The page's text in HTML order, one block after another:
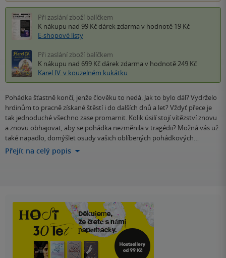
Při zaslání zboží balíčkem
K nákupu nad 99 Kč dárek zdarma v hodnotě 19 Kč
E-shopové listy
Při zaslání zboží balíčkem
K nákupu nad 699 Kč dárek zdarma v hodnotě 249 Kč
Karel IV. v kouzelném kukátku
Pohádka šťastně končí, jenže člověku to nedá. Jak to bylo dál? Vydrželo
hrdinům to pracně získané štěstí i do dalších dnů a let? Vždyť přece je
tak jednoduché všechno zase promarnit. Kolik úsilí stojí vítězství znovu
a znovu obhajovat, aby se pohádka nezměnila v tragédii? Možná vás už
také napadlo, domýšlet osudy vašich oblíbených pohádkových…
Přejít na celý popis